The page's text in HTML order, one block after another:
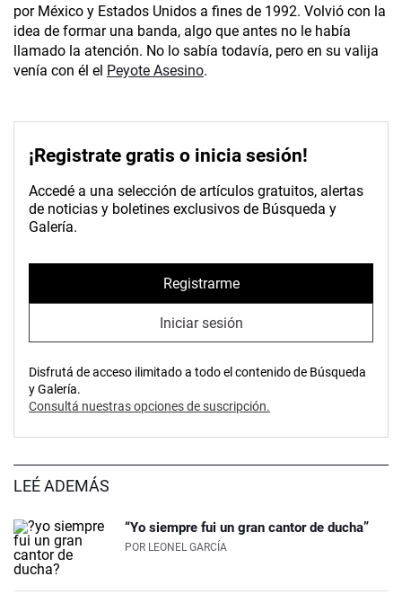
por México y Estados Unidos a fines de 1992. Volvió con la
idea de formar una banda, algo que antes no le había
llamado la atención. No lo sabía todavía, pero en su valija
venía con él el Peyote Asesino.
¡Registrate gratis o inicia sesión!
Accedé a una selección de artículos gratuitos, alertas
de noticias y boletines exclusivos de Búsqueda y
Galería.
Registrarme
Iniciar sesión
Disfrutá de acceso ilimitado a todo el contenido de Búsqueda
y Galería.
Consultá nuestras opciones de suscripción.
LEÉ ADEMÁS
“Yo siempre fui un gran cantor de ducha”
POR LEONEL GARCÍA